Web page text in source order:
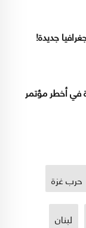
جديدة!
في أخطر مؤتمر
حرب غزة
لبنان